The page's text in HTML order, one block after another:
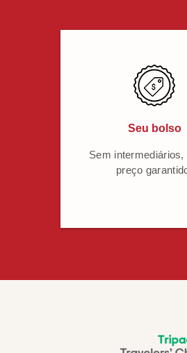
Seu bolso
Sem intermediários,
preço